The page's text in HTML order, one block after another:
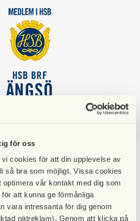
för oss
cookies för att din upplevelse av
så bra som möjligt. Vissa cookies
optimera vår kontakt med dig som
att kunna ge förmånliga
vara intressanta för dig genom
nätreklam). Genom att klicka på
HSB BRF
ÄNGSÖ
i Farsta Strand som är
Västergården, Mittgården,
Brf Ängsö köpte